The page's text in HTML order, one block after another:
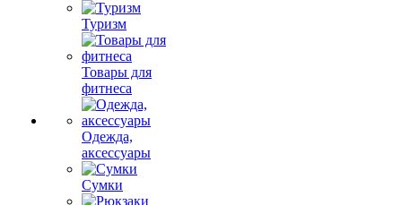
Туризм
Товары для
фитнеса
Одежда,
аксессуары
Сумки